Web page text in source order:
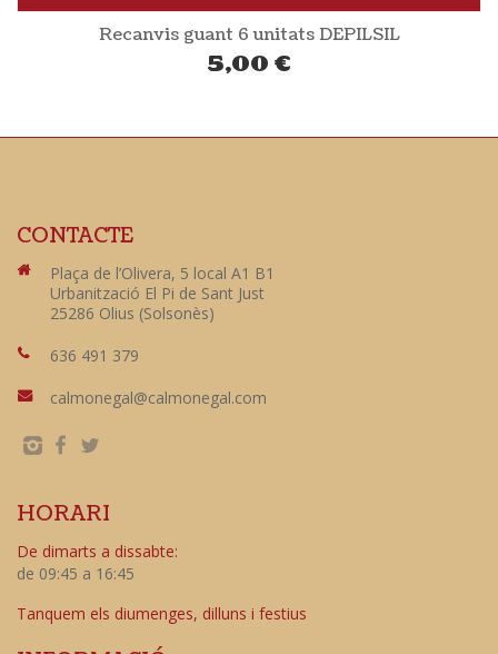
Recanvis guant 6 unitats DEPILSIL
5,00 €
CONTACTE
Plaça de l’Olivera, 5 local A1 B1
Urbanització El Pi de Sant Just
25286 Olius (Solsonès)
636 491 379
calmonegal@calmonegal.com
HORARI
De dimarts a dissabte:
de 09:45 a 16:45
Tanquem els diumenges, dilluns i festius